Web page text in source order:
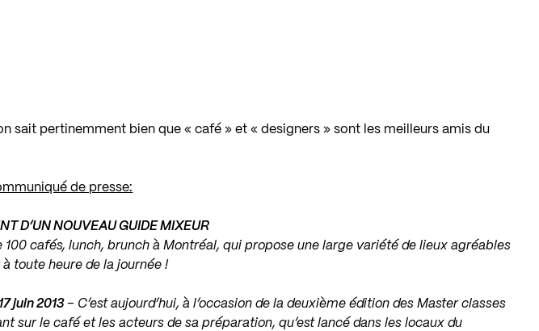
sait pertinemment bien que « café » et « designers » sont les meilleurs amis du
de presse:
D’UN NOUVEAU GUIDE MIXEUR
100 cafés, lunch, brunch à Montréal, qui propose une large variété de lieux agréables
toute heure de la journée !
juin 2013– C’est aujourd’hui, à l’occasion de la deuxième édition des Master classes
sur le café et les acteurs de sa préparation, qu’est lancé dans les locaux du